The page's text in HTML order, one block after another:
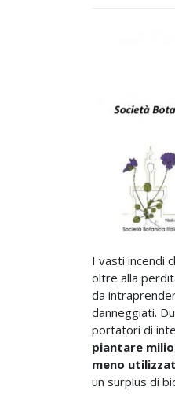
I vasti incendi
oltre alla
da
danneggiati.
portatori di
piantare
meno
un surplus di